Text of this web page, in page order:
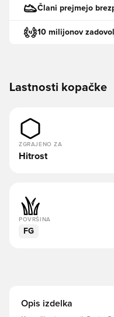
Člani prejmejo
10 milijonov
Lastnosti kopačke
ZGRAJENO ZA
Hitrost
POVRŠINA
FG
Opis izdelka